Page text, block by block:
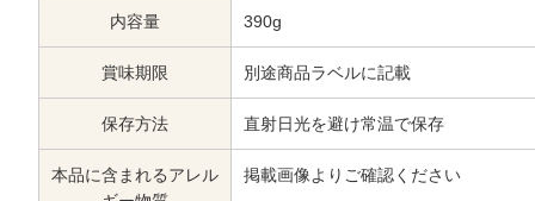
内容量 390g
賞味期限 別途商品ラベルに記載
保存方法 直射日光を避け常温で保存
本品に含まれるアレル
掲載画像よりご確認ください